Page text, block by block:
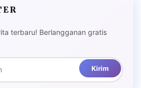
terbaru! Berlangganan gratis
Kirim